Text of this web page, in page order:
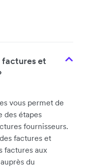
factures et
vous permet de
des étapes
fournisseurs.
factures et
factures aux
du